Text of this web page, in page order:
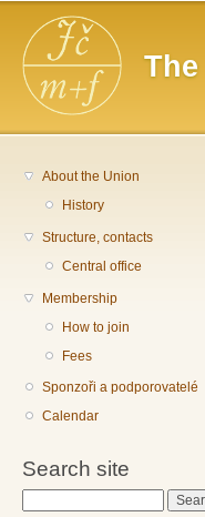
Main menu
About the Union
History
Structure, contacts
Central office
Membership
How to join
Fees
Sponzoři a podporovatelé
Calendar
Search site